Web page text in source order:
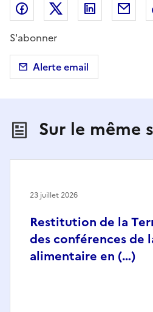
Partager sur Facebook
Partager sur X
Partager
S'abonner
Alerte email
Sur le même
Restitution de la
des conférences de
alimentaire en (…)
23 juillet 2026